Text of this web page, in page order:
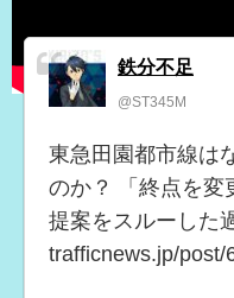
鉄分不足
@ST345M
東急田園都市線は
のか？ 「終点を変
提案をスルーした
trafficnews.jp/post/